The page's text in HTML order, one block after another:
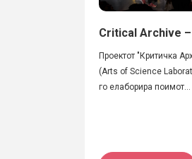
Critical Archive
Проектот "Критичка
(Arts of Science
го елаборира поимот...